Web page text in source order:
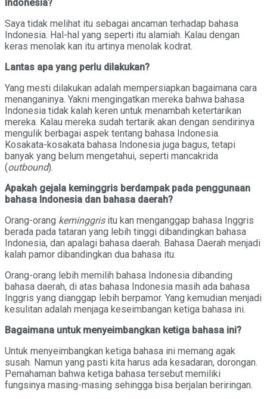
Indonesia?
Saya tidak melihat itu sebagai ancaman terhadap bahasa
Indonesia. Hal-hal yang seperti itu alamiah. Kalau dengan
keras menolak kan itu artinya menolak kodrat.
Lantas apa yang perlu dilakukan?
Yang mesti dilakukan adalah mempersiapkan bagaimana cara
menanganinya. Yakni mengingatkan mereka bahwa bahasa
Indonesia tidak kalah keren untuk menambah ketertarikan
mereka. Kalau mereka sudah tertarik akan dengan sendirinya
mengulik berbagai aspek tentang bahasa Indonesia.
Kosakata-kosakata bahasa Indonesia juga bagus, tetapi
banyak yang belum mengetahui, seperti mancakrida
(outbound).
Apakah gejala keminggris berdampak pada penggunaan
bahasa Indonesia dan bahasa daerah?
Orang-orang keminggrisitu kan menganggap bahasa Inggris
berada pada tataran yang lebih tinggi dibandingkan bahasa
Indonesia, dan apalagi bahasa daerah. Bahasa Daerah menjadi
kalah pamor dibandingkan dua bahasa itu.
Orang-orang lebih memilih bahasa Indonesia dibanding
bahasa daerah, di atas bahasa Indonesia masih ada bahasa
Inggris yang dianggap lebih berpamor. Yang kemudian menjadi
kesulitan adalah menjaga keseimbangan ketiga bahasa ini.
Bagaimana untuk menyeimbangkan ketiga bahasa ini?
Untuk menyeimbangkan ketiga bahasa ini memang agak
susah. Namun yang pasti kita harus ada kesadaran, dorongan.
Pemahaman bahwa ketiga bahasa tersebut memiliki
fungsinya masing-masing sehingga bisa berjalan beriringan.